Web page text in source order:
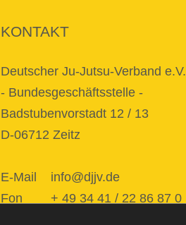
KONTAKT
Deutscher Ju-Jutsu-Verband e.V.
- Bundesgeschäftsstelle -
Badstubenvorstadt 12 / 13
D-06712 Zeitz
E-Mail info@djjv.de
Fon + 49 34 41 / 22 86 87 0